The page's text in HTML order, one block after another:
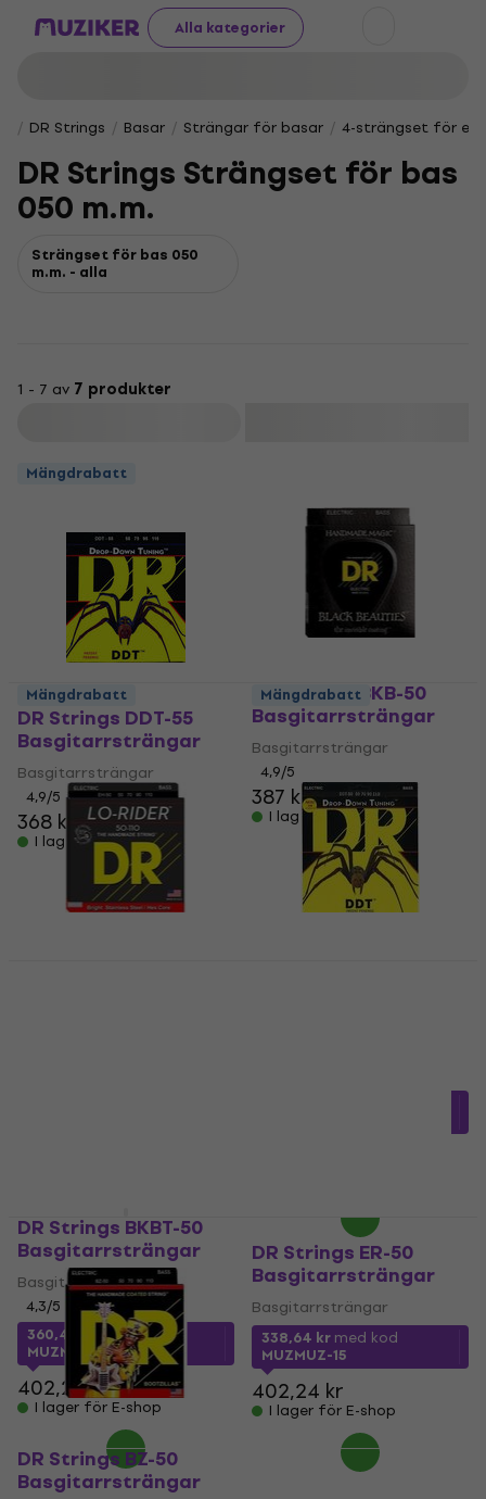
Alla kategorier
DR Strings Basar Strängar för basar 4-strängset för
DR Strings Strängset för bas
050 m.m.
Strängset för bas 050
m.m. - alla
1 - 7 av 7 produkter
Mängdrabatt
DR Strings DDT-55
Basgitarrsträngar
Basgitarrsträngar
4,9/5
368 kr
I lager för E-shop
DR Strings BKB-50
Basgitarrsträngar
Basgitarrsträngar
4,9/5
387 kr
I lager för E-shop
Mängdrabatt Mängdrabatt
DR Strings BKBT-50
Basgitarrsträngar
Basgitarrsträngar
4,3/5
360,49 kr
med kod
MUZMUZ-10
402,24 kr
I lager för E-shop
DR Strings ER-50
Basgitarrsträngar
Basgitarrsträngar
338,64 krmed kod
MUZMUZ-15
402,24 kr
I lager för E-shop
DR Strings BZ-50
Basgitarrsträngar